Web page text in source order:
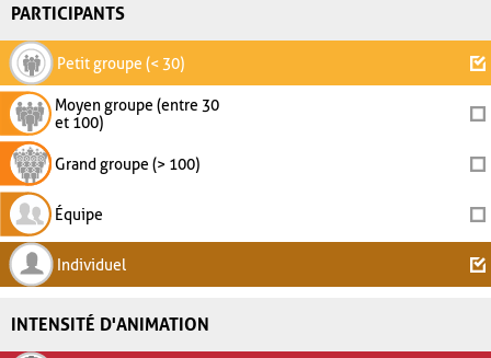
PARTICIPANTS
Petit groupe (< 30)
Moyen groupe (entre 30
et 100)
Grand groupe (> 100)
Équipe
Individuel
INTENSITÉ D'ANIMATION